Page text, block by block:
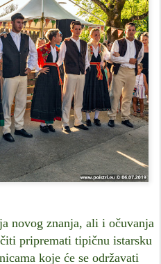
novog znanja, ali i očuvanja
pripremati tipičnu istarsku
koje će se održavati